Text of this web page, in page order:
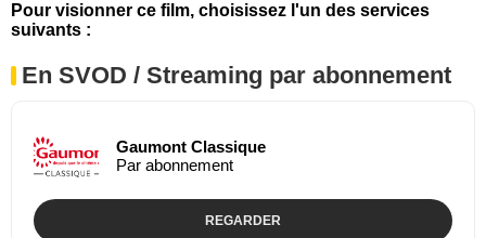
Pour visionner ce film, choisissez l'un des services
suivants :
En SVOD / Streaming par abonnement
Gaumont Classique
Par abonnement
REGARDER